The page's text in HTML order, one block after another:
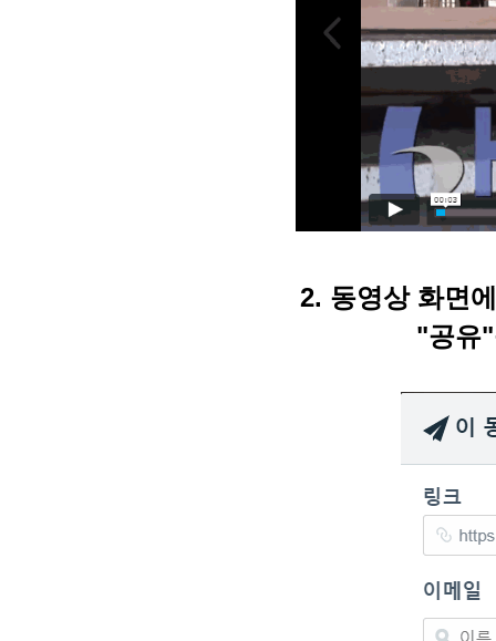
2. 동영상 화면
"공유